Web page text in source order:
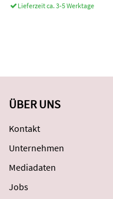
Lieferzeit ca. 3-5 Werktage
ÜBER UNS
Kontakt
Unternehmen
Mediadaten
Jobs